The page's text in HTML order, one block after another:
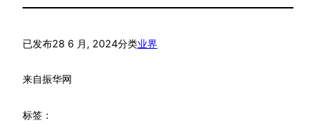
已发布28 6 月, 2024分类业界
来自振华网
标签：